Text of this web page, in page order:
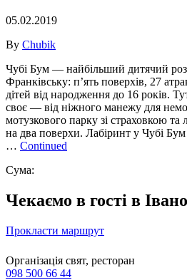
05.02.2019
By Chubik
Чубі Бум — найбільший дитячий
Франківську: п’ять поверхів, 27
дітей від народження до 16 років.
своє — від ніжного манежу для
мотузкового парку зі страховкою та
на два поверхи. Лабіринт у Чубі
… Continued
Сума:
Чекаємо в гості в
Прокласти маршрут
Організація свят, ресторан
098 500 66 44